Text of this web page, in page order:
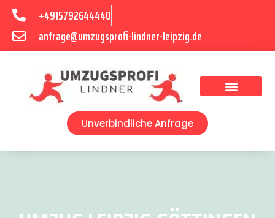
+4915792644440
anfrage@umzugsprofi-lindner-leipzig.de
Unverbindliche Anfrage